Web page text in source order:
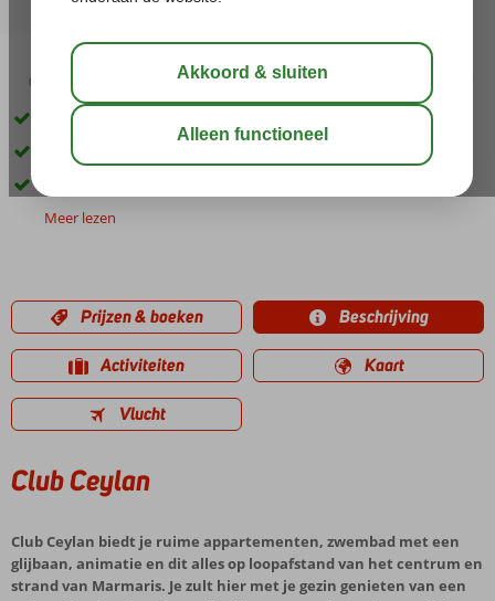
03:30 aug 33°C
Nabij strand en centrum
Ruime appartementen
Meer lezen
Prijzen & boeken Beschrijving
Activiteiten Kaart
Vlucht
Club Ceylan
Club Ceylan biedt je ruime appartementen, zwembad met een
glijbaan, animatie en dit alles op loopafstand van het centrum en
strand van Marmaris. Je zult hier met je gezin genieten van een